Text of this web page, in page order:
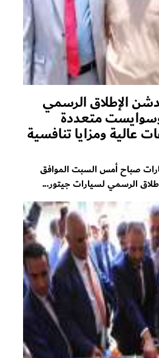
الإطلاق الرسمي
متعددة
عالية ومزايا تنافسية
صباح أمس السبت الموافق